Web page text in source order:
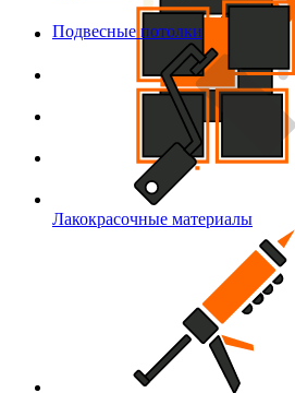
Подвесные потолки
Лакокрасочные материалы